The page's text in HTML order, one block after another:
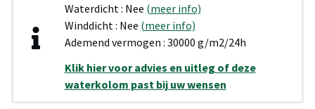
Waterdicht : Nee (meer info)
Winddicht : Nee (meer info)
Ademend vermogen : 30000 g/m2/24h
Klik hier voor advies en uitleg of deze
waterkolom past bij uw wensen